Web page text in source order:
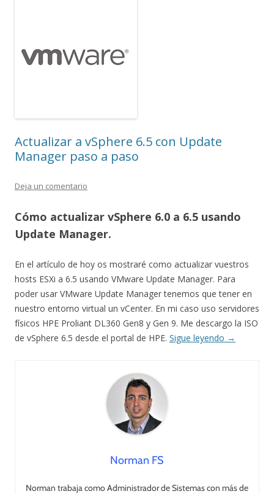
Actualizar a vSphere 6.5 con Update
Manager paso a paso
Deja un comentario
Cómo actualizar vSphere 6.0 a 6.5 usando
Update Manager.
En el artículo de hoy os mostraré como actualizar vuestros
hosts ESXi a 6.5 usando VMware Update Manager. Para
poder usar VMware Update Manager tenemos que tener en
nuestro entorno virtual un vCenter. En mi caso uso servidores
físicos HPE Proliant DL360 Gen8 y Gen 9. Me descargo la ISO
de vSphere 6.5 desde el portal de HPE. Sigue leyendo →
Norman FS
Norman trabaja como Administrador de Sistemas con más de